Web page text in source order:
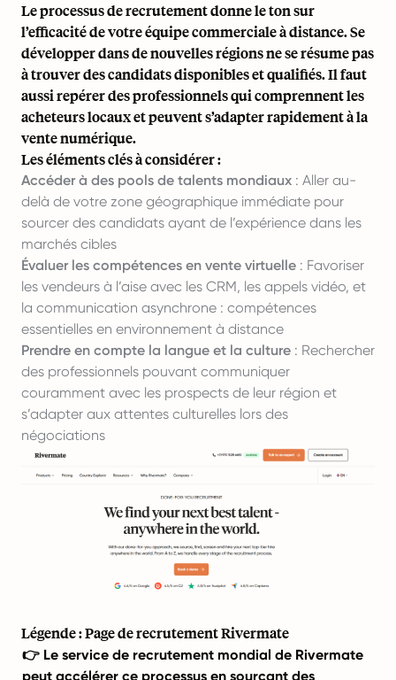
Le processus de recrutement donne le ton sur
l’efficacité de votre équipe commerciale à distance. Se
développer dans de nouvelles régions ne se résume pas
à trouver des candidats disponibles et qualifiés. Il faut
aussi repérer des professionnels qui comprennent les
acheteurs locaux et peuvent s’adapter rapidement à la
vente numérique.
Les éléments clés à considérer :
Accéder à des pools de talents mondiaux : Aller au-
delà de votre zone géographique immédiate pour
sourcer des candidats ayant de l’expérience dans les
marchés cibles
Évaluer les compétences en vente virtuelle : Favoriser
les vendeurs à l’aise avec les CRM, les appels vidéo, et
la communication asynchrone : compétences
essentielles en environnement à distance
Prendre en compte la langue et la culture : Rechercher
des professionnels pouvant communiquer
couramment avec les prospects de leur région et
s’adapter aux attentes culturelles lors des
négociations
Légende : Page de recrutement Rivermate
👉 Le service de recrutement mondial de Rivermate
peut accélérer ce processus en sourçant des